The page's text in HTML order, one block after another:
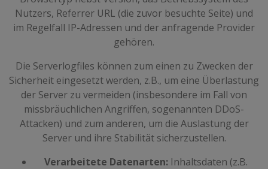
Nutzers, Referrer URL (die zuvor besuchte Seite) und
im Regelfall IP-Adressen und der anfragende Provider
gehören.
Die Serverlogfiles können zum einen zu Zwecken der
Sicherheit eingesetzt werden, z.B., um eine Überlastung
der Server zu vermeiden (insbesondere im Fall von
missbräuchlichen Angriffen, sogenannten DDoS-
Attacken) und zum anderen, um die Auslastung der
Server und ihre Stabilität sicherzustellen.
Verarbeitete Datenarten: Inhaltsdaten (z.B.